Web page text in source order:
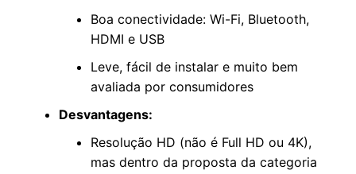
Boa conectividade: Wi-Fi, Bluetooth,
HDMI e USB
Leve, fácil de instalar e muito bem
avaliada por consumidores
Desvantagens:
Resolução HD (não é Full HD ou 4K),
mas dentro da proposta da categoria